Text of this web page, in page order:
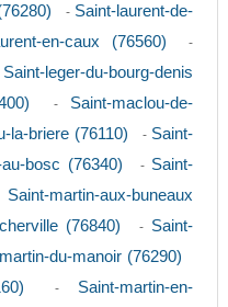
- Saint-laurent-de-
en-caux (76560) -
Saint-leger-du-bourg-denis
- Saint-maclou-de-
la-briere (76110) - Saint-
bosc (76340) - Saint-
Saint-martin-aux-buneaux
(76840) - Saint-
du-manoir (76290)
- Saint-martin-en-